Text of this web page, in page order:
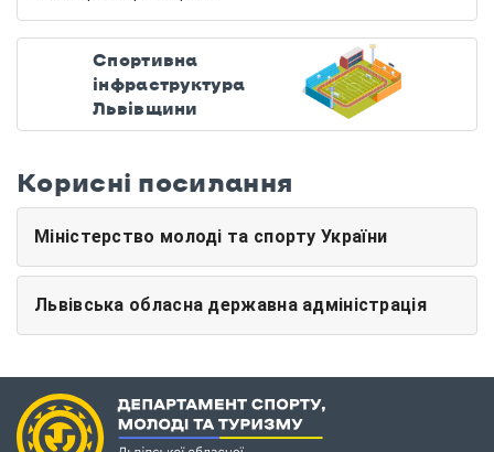
Спортивна
інфраструктура
Львівщини
Корисні посилання
Міністерство молоді та спорту України
Львівська обласна державна адміністрація